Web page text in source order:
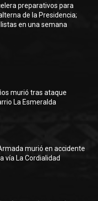
preparativos para
de la Presidencia;
en una semana
murió tras ataque
La Esmeralda
murió en accidente
vía La Cordialidad